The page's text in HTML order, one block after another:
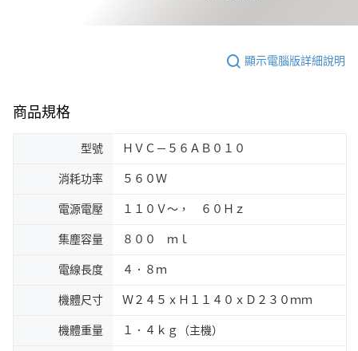
顯示電腦版詳細說明
商品規格
型號 ＨＶＣ－５６ＡＢ０１０
消耗功率 ５６０Ｗ
電源電壓 １１０Ｖ～， ６０Ｈｚ
集塵容量 ８００ ｍｌ
電線長度 ４．８ｍ
機體尺寸 Ｗ２４５ｘＨ１１４０ｘＤ２３０ｍｍ
機體重量 １．４ｋｇ（主機）